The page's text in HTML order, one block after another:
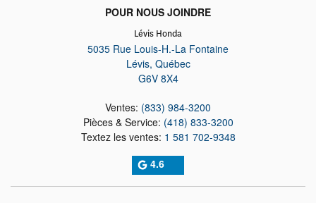
POUR NOUS JOINDRE
Lévis Honda
5035 Rue Louis-H.-La Fontaine
Lévis, Québec
G6V 8X4
Ventes: (833) 984-3200
Pièces & Service: (418) 833-3200
Textez les ventes: 1 581 702-9348
4.6